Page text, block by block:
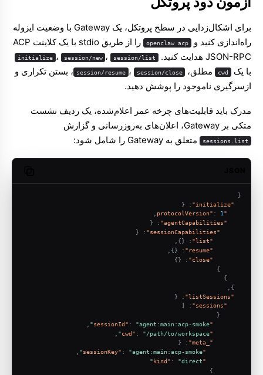
برای اشکال‌زدایی در سطح پروتکل، یک Gateway با وضعیت ایزوله
راه‌اندازی کنید و
openclaw acp
را از طریق stdio با یک کلاینت ACP
JSON-RPC هدایت کنید.
initialize ، session/new ، session/list
با یک cwd مطلق، session/resume ، session/close
، بستن تکراری و
ازسرگیری ناموجود را پوشش دهید.
مدرک باید قابلیت‌های چرخه عمر اعلام‌شده، یک ردیف نشست
متکی بر Gateway، اعلان‌های به‌روزرسانی و گزارش
sessions.list متعلق به Gateway را شامل شود:
{
"initialize"
:
{
"protocolVersion"
: 1
"agentCapabilities"
:
{
"sessionCapabilities"
:
{
"list"
:
{
}
,
"resume"
:
{
}
"close"
:
{
}
}
}
}
"listSessions"
:
{
"sessions"
:
[
{
"sessionId"
: "agent:main:acp-smoke"
"cwd"
: "/path/to/workspace"
"_meta"
:
{
"sessionKey"
: "agent:main:acp-smoke"
"kind"
:
"direct"
}